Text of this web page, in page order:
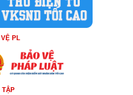
VỆ PL
TẬP